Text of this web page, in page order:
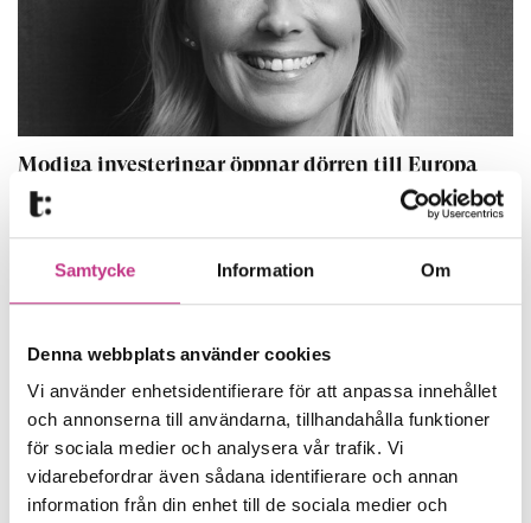
Samtycke Information Om
Denna webbplats använder cookies
Vi använder enhetsidentifierare för att anpassa innehållet
och annonserna till användarna, tillhandahålla funktioner
för sociala medier och analysera vår trafik. Vi
vidarebefordrar även sådana identifierare och annan
information från din enhet till de sociala medier och
Modiga investeringar öppnar dörren till Europa
7 MIN LÄSTID : 12 FEB 2020
FÖRETAGARFRÅGOR